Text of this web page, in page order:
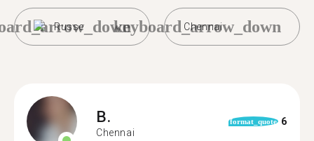
Russe Chennai
keyboard_arrow_down
B.
Chennai
format_quote 6